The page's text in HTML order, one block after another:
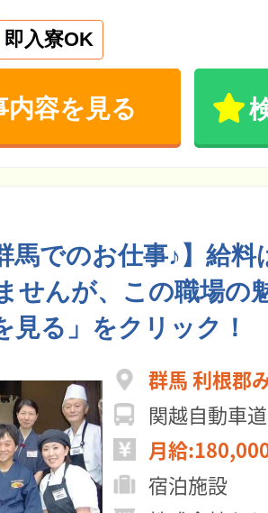
即入寮OK
内容を見る
馬でのお仕事♪】給
せんが、この職場の
見る」をクリック！
群馬 利根郡
関越自動車
月給
宿泊施設